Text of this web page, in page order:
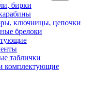
бирки
ключницы, цепочки
брелоки
таблички
комплектующие